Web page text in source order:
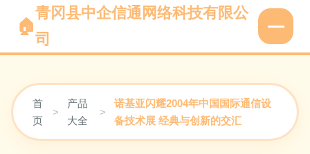
青冈县中企信通网络科技有限公
司
首
页
>
产品
大全
>
诺基亚闪耀2004年中国国际通信设
备技术展 经典与创新的交汇